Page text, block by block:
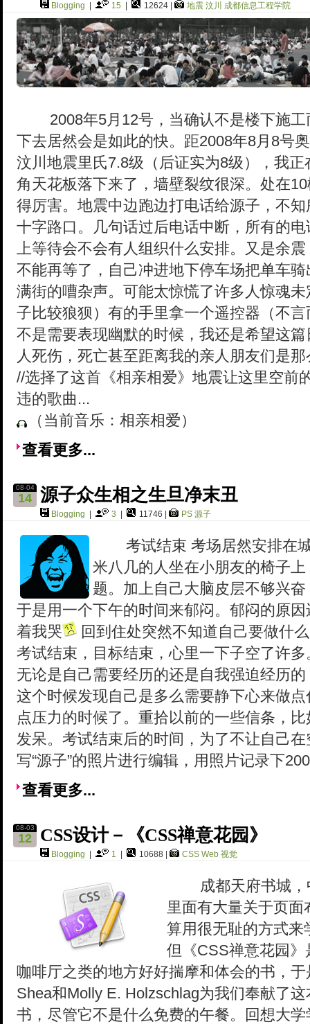
Blogging 15 12624 | 地震 汶川 成都信息工程学院
2008年5月12号，当确认不是楼下施工
下去居然会是如此的快。距2008年8月8号
汶川地震里氏7.8级（后证实为8级），我
角天花板落下来了，墙壁裂纹很深。处在
得厉害。地震中边跑边打电话给源子，不
十字路口。几句话过后电话中断，所有的
上等待会不会有人组织什么安排。又是余
不能再等了，自己冲进地下停车场把单车
满街的嘈杂声。可能太惊慌了许多人惊魂
子比较狼狈）有的手里拿一个遥控器（不
不是需要表现幽默的时候，我还是希望这
人死伤，死亡甚至距离我的亲人朋友们是
//选择了这首《相亲相爱》地震让这里空前
违的歌曲...
（当前音乐：相亲相爱）
查看更多...
08-04
14 源子众生相之生旦净末丑
Blogging 3 11746 | PS 源子
考试结束 考场居然安排在城
米八几的人坐在小朋友的椅子
题。加上自己大脑皮层不够兴
于是用一个下午的时间来郁闷。郁闷的原
着我哭
回到住处突然不知道自己要做什
考试结束，目标结束，心里一下子空了许
无论是自己需要经历的还是自我强迫经历
这个时候发现自己是多么需要静下心来做
点压力的时候了。重拾以前的一些信条，
发呆。考试结束后的时间，为了不让自己
写“源子”的照片进行编辑，用照片记录下
查看更多...
08-03
12 CSS设计－《CSS禅意花园》
Blogging 1 10688 | CSS Web 视觉
成都天府书城，
里面有大量关于页
算用很无耻的方式来
但《CSS禅意花园
咖啡厅之类的地方好好揣摩和体会的书，
Shea和Molly E. Holzschlag为我们奉献了
书，尽管它不是什么免费的午餐。回想大